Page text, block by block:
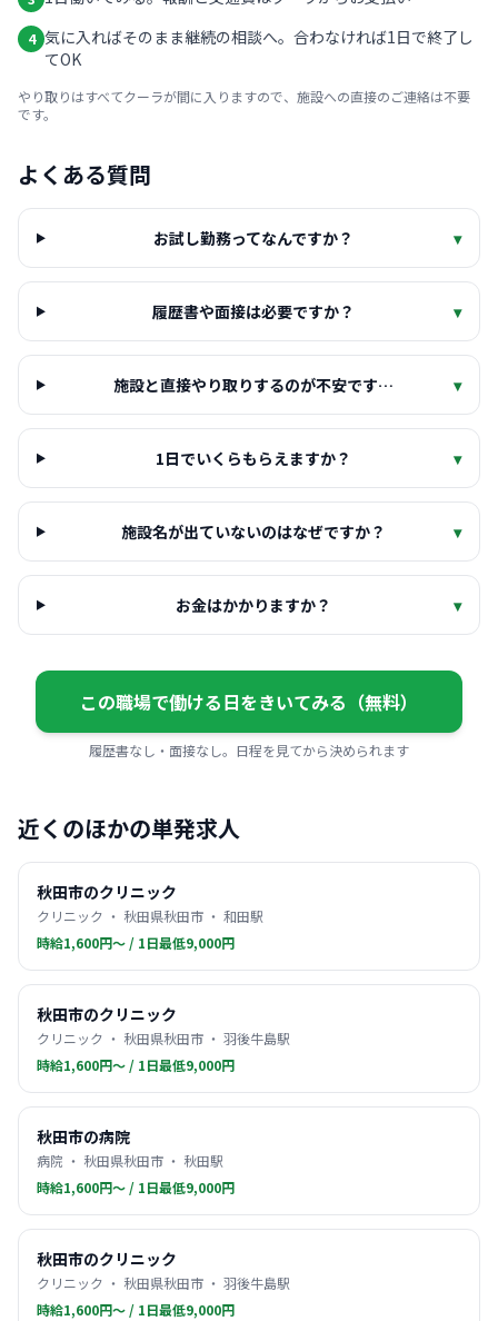
4 気に入ればそのまま継続の相談へ。合わなければ1日で終了し
てOK
やり取りはすべてクーラが間に入りますので、施設への直接のご連絡は不要
です。
よくある質問
お試し勤務ってなんですか？ ▾
履歴書や面接は必要ですか？ ▾
施設と直接やり取りするのが不安です… ▾
1日でいくらもらえますか？ ▾
施設名が出ていないのはなぜですか？ ▾
お金はかかりますか？ ▾
この職場で働ける日をきいてみる（無料）
履歴書なし・面接なし。日程を見てから決められます
近くのほかの単発求人
秋田市のクリニック
クリニック ・ 秋田県秋田市 ・ 和田駅
時給1,600円〜 / 1日最低9,000円
秋田市のクリニック
クリニック ・ 秋田県秋田市 ・ 羽後牛島駅
時給1,600円〜 / 1日最低9,000円
秋田市の病院
病院 ・ 秋田県秋田市 ・ 秋田駅
時給1,600円〜 / 1日最低9,000円
秋田市のクリニック
クリニック ・ 秋田県秋田市 ・ 羽後牛島駅
時給1,600円〜 / 1日最低9,000円